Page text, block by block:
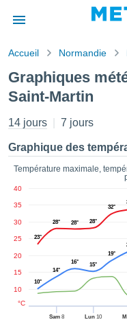
de
a
des
en
les
les
Accueil Normandie
Graphiques
Saint-Martin
14 jours 7 jours
Graphique des
Température maximale,
Sam8 Lun 10
10
15
20
25
30
35
40
°C
23°
28° 28° 28°
32°
10°
14°
16° 15°
19°